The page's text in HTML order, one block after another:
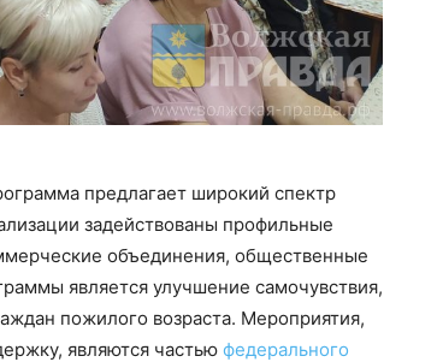
предлагает широкий спектр
задействованы профильные
объединения, общественные
является улучшение самочувствия,
пожилого возраста. Мероприятия,
являются частью федерального